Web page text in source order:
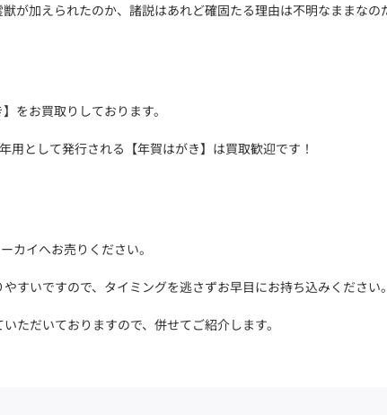
が加えられたのか、諸説はあれど確固たる理由は不明なままなの
をお買取りしております。
として発行される【年賀はがき】は買取歓迎です！
カイへお売りください。
すいですので、タイミングを逃さずお早目にお持ち込みください
ただいておりますので、併せてご紹介します。